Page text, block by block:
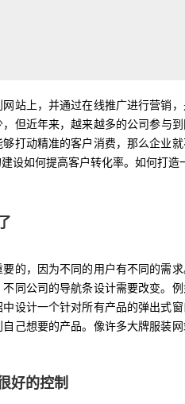
站上，并通过在线推广进行营销
，但近年来，越来越多的公司参与
打动精准的客户消费，那么企业
设如何提高客户转化率。如何打造
的，因为不同的用户有不同的需
同公司的导航条设计需要改变。
设计一个针对所有产品的弹出式
己想要的产品。像许多大牌服装
好的控制